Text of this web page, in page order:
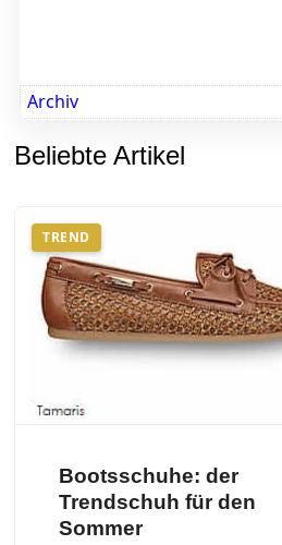
Archiv
Beliebte Artikel
TREND
Bootsschuhe: der
Trendschuh für den
Sommer